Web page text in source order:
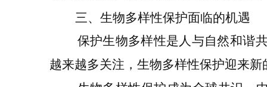
三、生物多样性保护面临的机遇
保护生物多样性是人与自然和谐
越来越多关注，生物多样性保护迎来新